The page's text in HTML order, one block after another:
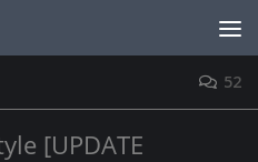
52
[UPDATE